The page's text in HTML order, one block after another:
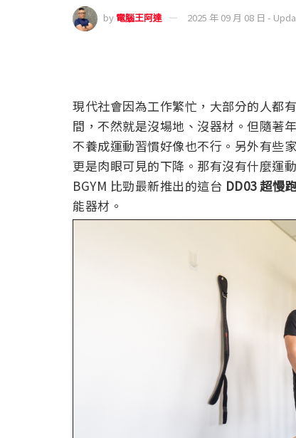
by 電腦王阿達 2025 年 09 月 08 日 -
現代社會因為工作繁忙，大部分的人都
間，不然就是沒場地、沒器材。但隨著
不養成運動習慣好像也不行。另外有些
更是肉眼可見的下降。那有沒有什麼運
BGYM 比勁最新推出的這台 DD03 超慢
能器材。